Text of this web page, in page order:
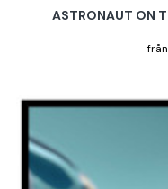
ASTRONAUT ON